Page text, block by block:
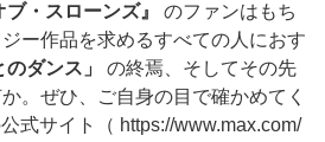
ブ・スローンズ』
のファンはもち
ー作品を求めるすべての人におす
のダンス」
の終焉、そしてその先
。ぜひ、ご自身の目で確かめてく
式サイト（ https://www.max.com/